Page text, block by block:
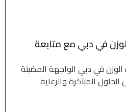
في دبي مع متابعة
في دبي الواجهة المضيئة
المبتكرة والرعاية